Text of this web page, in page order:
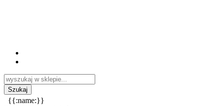
{{:name:}}